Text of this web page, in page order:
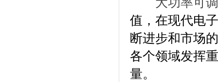
值，在现代电
断进步和市场
各个领域发挥
量。